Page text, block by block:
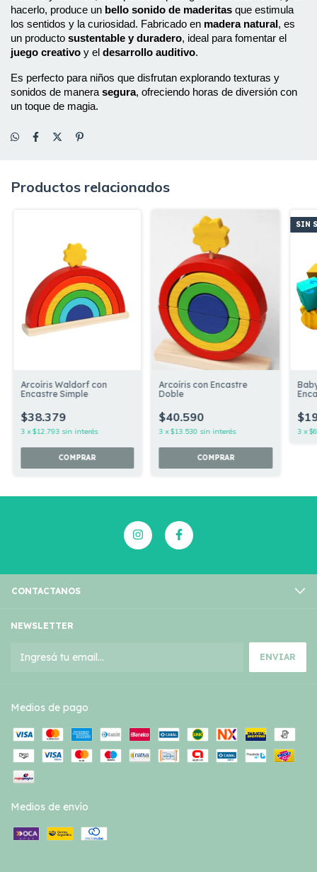
hacerlo, produce un bello sonido de maderitas que estimula
los sentidos y la curiosidad. Fabricado en madera natural , es
un producto sustentable y duradero
juego creativo y el desarrollo auditivo.
Es perfecto para niños que disfrutan explorando texturas y
sonidos de manera segura, ofreciendo horas de diversión con
un toque de magia.
Productos relacionados
Arcoíris Waldorf con
Encastre Simple
$38.379
3 x$12.793 sin interés
Arcoíris con Encastre
Doble
$40.590
3 x$13.530 sin interés
SIN
3 x
CONTACTANOS
NEWSLETTER
Medios de pago
Medios de envío